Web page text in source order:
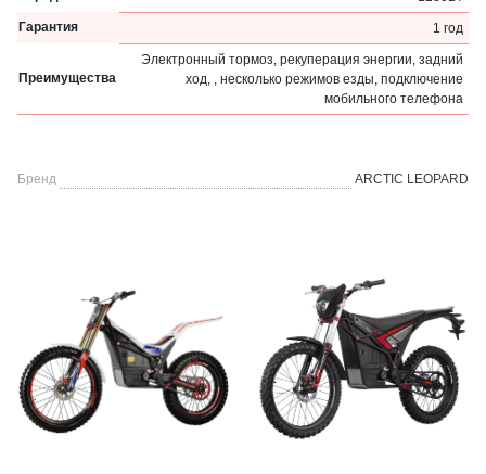
Гарантия
1 год
Преимущества
Электронный тормоз, рекуперация энергии, задний
ход, , несколько режимов езды, подключение
мобильного телефона
Бренд ARCTIC LEOPARD